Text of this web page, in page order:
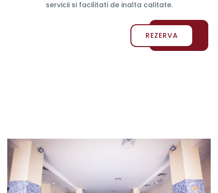
servicii si facilitati de inalta calitate.
Oferte
Cazare
REZERVA